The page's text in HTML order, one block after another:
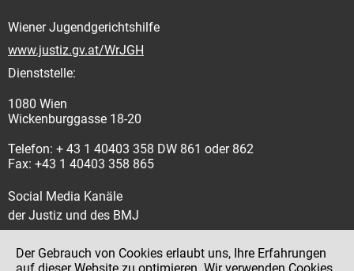
Wiener Jugendgerichtshilfe
www.justiz.gv.at/WrJGH
Dienststelle:
1080 Wien
Wickenburggasse 18-20
Telefon: + 43 1 40403 358 DW 861 oder 862
Fax: +43 1 40403 358 865
Social Media Kanäle
der Justiz und des BMJ
Der Gebrauch von Cookies erlaubt uns, Ihre Erfahrungen